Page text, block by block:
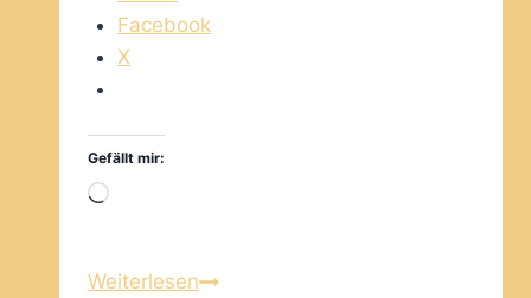
Facebook
X
Gefällt mir:
Wird
WeiterlesenMit